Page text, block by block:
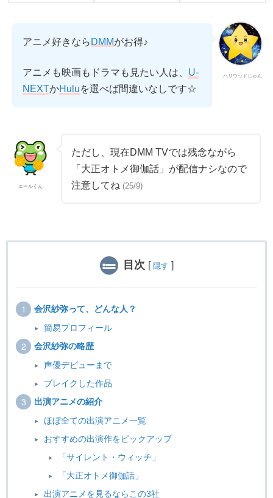
ハリウッドじゅん
アニメ好きなら DMMがお得♪
アニメも映画もドラマも見たい人は、
U-
NEXTかHuluを選べば間違いなしです☆
エールくん
ただし、現在DMM TVでは残念ながら
「大正オトメ御伽話」が配信ナシなので
注意してね (25/9)
目次 [ 隠す ]
会沢紗弥って、どんな人？
簡易プロフィール
会沢紗弥の略歴
声優デビューまで
ブレイクした作品
出演アニメの紹介
ほぼ全ての出演アニメ一覧
おすすめの出演作をピックアップ
「サイレント・ウィッチ」
「大正オトメ御伽話」
出演アニメを見るならこの3社